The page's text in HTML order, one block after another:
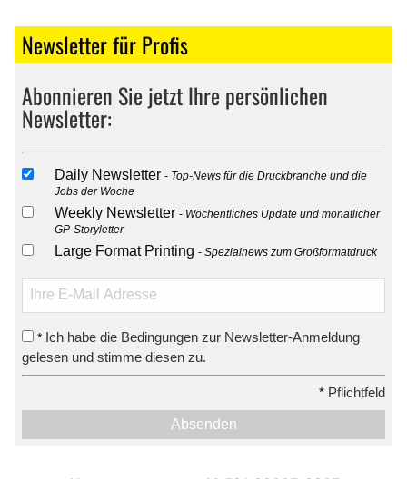
Newsletter für Profis
Abonnieren Sie jetzt Ihre persönlichen
Newsletter:
Daily Newsletter
Top-News für die Druckbranche und die
Jobs der Woche
Weekly Newsletter
Wöchentliches Update und monatlicher
GP-Storyletter
Large Format Printing Spezialnews zum Großformatdruck
* Ich habe die Bedingungen zur Newsletter-Anmeldung
gelesen und stimme diesen zu.
* Pflichtfeld
Absenden